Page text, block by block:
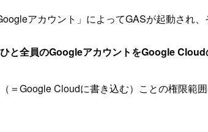
アカウント」によってGASが起動され
と全員のGoogleアカウントをGoogle
＝Google Cloudに書き込む）ことの権限